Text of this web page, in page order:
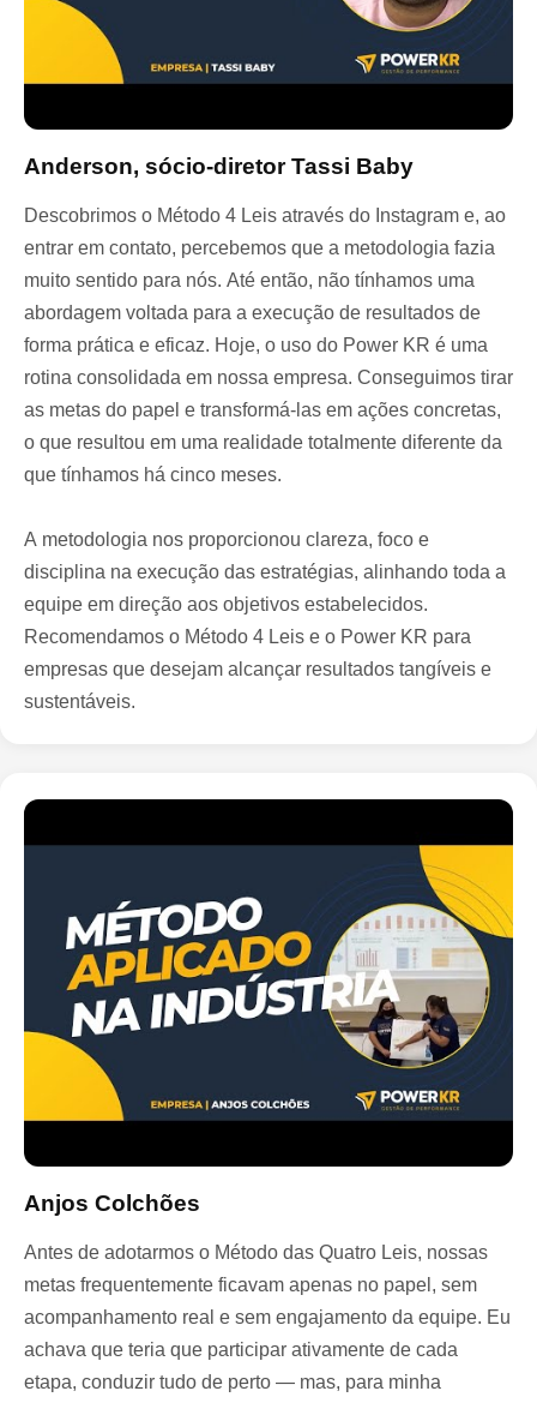
Anderson, sócio-diretor Tassi Baby
Descobrimos o Método 4 Leis através do Instagram e, ao
entrar em contato, percebemos que a metodologia fazia
muito sentido para nós. Até então, não tínhamos uma
abordagem voltada para a execução de resultados de
forma prática e eficaz. Hoje, o uso do Power KR é uma
rotina consolidada em nossa empresa. Conseguimos tirar
as metas do papel e transformá-las em ações concretas,
o que resultou em uma realidade totalmente diferente da
que tínhamos há cinco meses.
A metodologia nos proporcionou clareza, foco e
disciplina na execução das estratégias, alinhando toda a
equipe em direção aos objetivos estabelecidos.
Recomendamos o Método 4 Leis e o Power KR para
empresas que desejam alcançar resultados tangíveis e
sustentáveis.
Anjos Colchões
Antes de adotarmos o Método das Quatro Leis, nossas
metas frequentemente ficavam apenas no papel, sem
acompanhamento real e sem engajamento da equipe. Eu
achava que teria que participar ativamente de cada
etapa, conduzir tudo de perto — mas, para minha